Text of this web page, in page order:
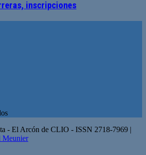
inscripciones
- El Arcón de CLIO - ISSN 2718-7969 |
Meunier